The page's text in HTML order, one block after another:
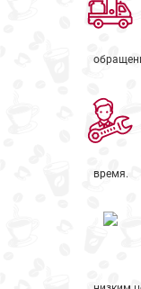
время.